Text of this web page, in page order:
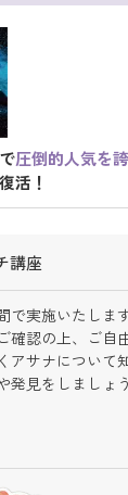
圧倒的人気を
活！
講座
で実施いたしま
確認の上、ご自
アサナについて
発見をしましょ